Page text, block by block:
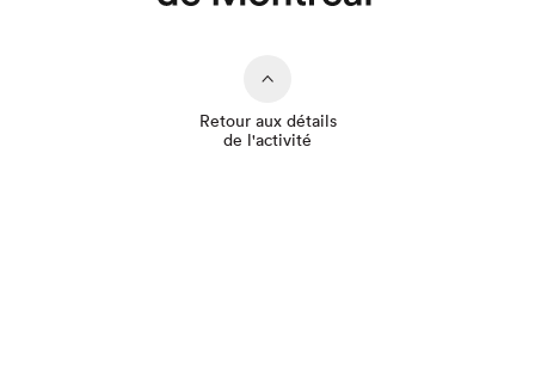
Retour aux détails
de l'activité